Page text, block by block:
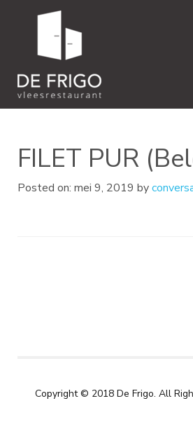
FILET PUR
Posted on: mei 9, 2019 by
Copyright © 2018 De Frigo. All